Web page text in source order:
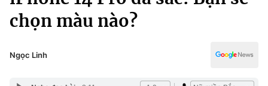
Chính trị
Truyền hình
Văn hóa - Giải trí
Đời sống
chọn màu nào?
Ngọc Linh